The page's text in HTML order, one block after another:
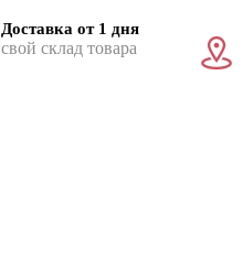
Доставка от 1 дня
свой склад товара